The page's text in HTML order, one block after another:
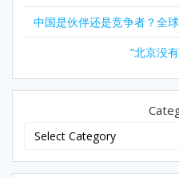
中国是伙伴还是竞争者？全
“北京没